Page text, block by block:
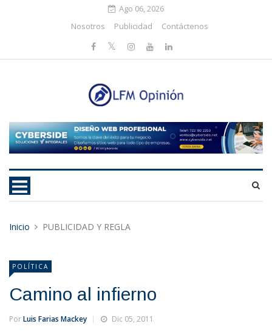
Ago 06, 2026
Nosotros
Publicidad Contáctenos
Inicio PUBLICIDAD Y REGLA
POLÍTICA
Camino al infierno
PorLuis Farias Mackey Dic 05, 2011